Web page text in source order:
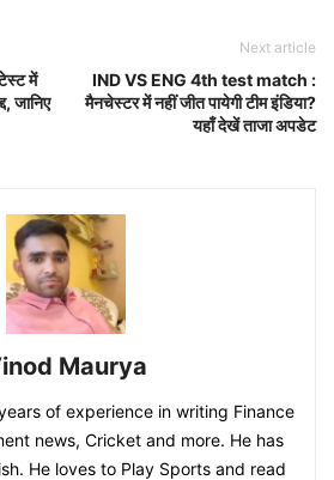
में
जानिए
Next article
IND VS ENG 4th test match :
मैनचेस्टर में नहीं जीत पायेगी टीम इंडिया?
यहाँ देखें ताजा अपडेट
Maurya
of experience in writing Finance
news, Cricket and more. He has
He loves to Play Sports and read